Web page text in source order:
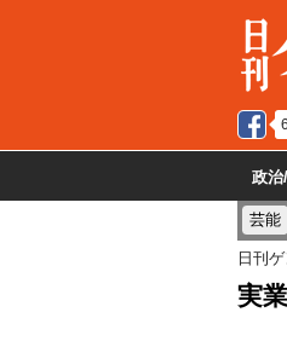
政治
芸能
日刊
実